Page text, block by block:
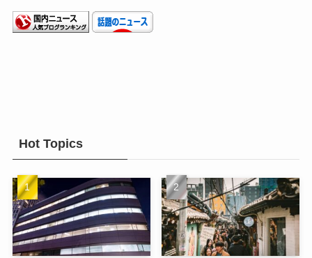
Hot Topics